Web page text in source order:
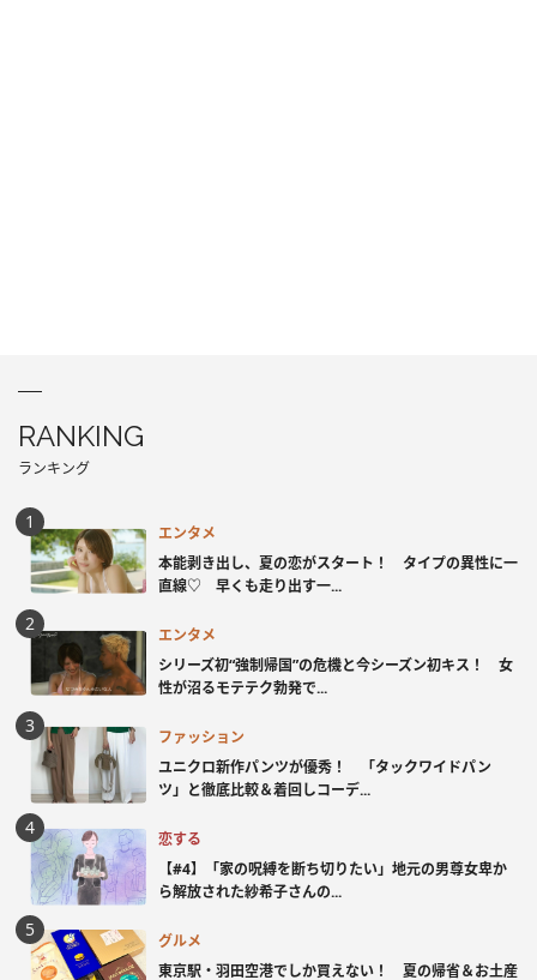
RANKING
ランキング
エンタメ
本能剥き出し、夏の恋がスタート！ タイプの異性に一
直線♡ 早くも走り出す一...
エンタメ
シリーズ初“強制帰国”の危機と今シーズン初キス！ 女
性が沼るモテテク勃発で...
ファッション
ユニクロ新作パンツが優秀！ 「タックワイドパン
ツ」と徹底比較＆着回しコーデ...
恋する
【#4】「家の呪縛を断ち切りたい」地元の男尊女卑か
ら解放された紗希子さんの...
グルメ
東京駅・羽田空港でしか買えない！ 夏の帰省＆お土産